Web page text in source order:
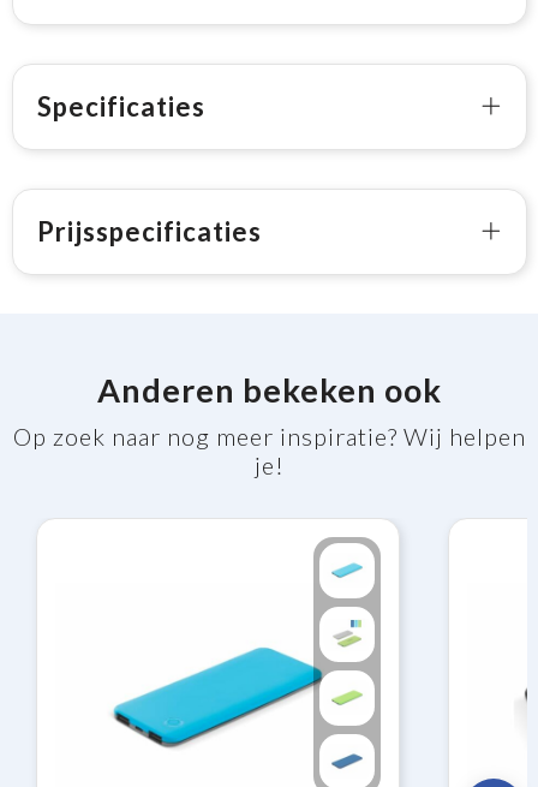
Specificaties
Prijsspecificaties
Anderen bekeken ook
Op zoek naar nog meer inspiratie? Wij helpen
je!